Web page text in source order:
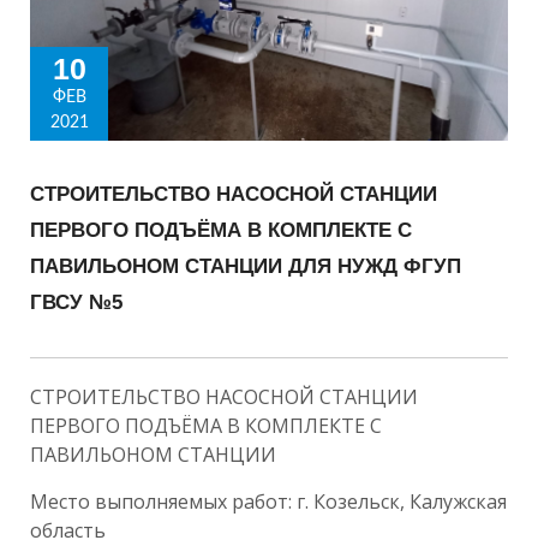
10
ФЕВ
2021
СТРОИТЕЛЬСТВО НАСОСНОЙ СТАНЦИИ
ПЕРВОГО ПОДЪЁМА В КОМПЛЕКТЕ С
ПАВИЛЬОНОМ СТАНЦИИ ДЛЯ НУЖД ФГУП
ГВСУ №5
СТРОИТЕЛЬСТВО НАСОСНОЙ СТАНЦИИ
ПЕРВОГО ПОДЪЁМА В КОМПЛЕКТЕ С
ПАВИЛЬОНОМ СТАНЦИИ
Место выполняемых работ: г. Козельск, Калужская
область